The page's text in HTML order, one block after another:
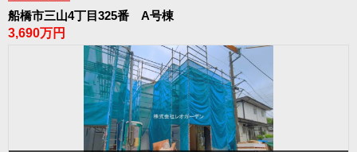
船橋市三山4丁目325番 A号棟
3,690万円